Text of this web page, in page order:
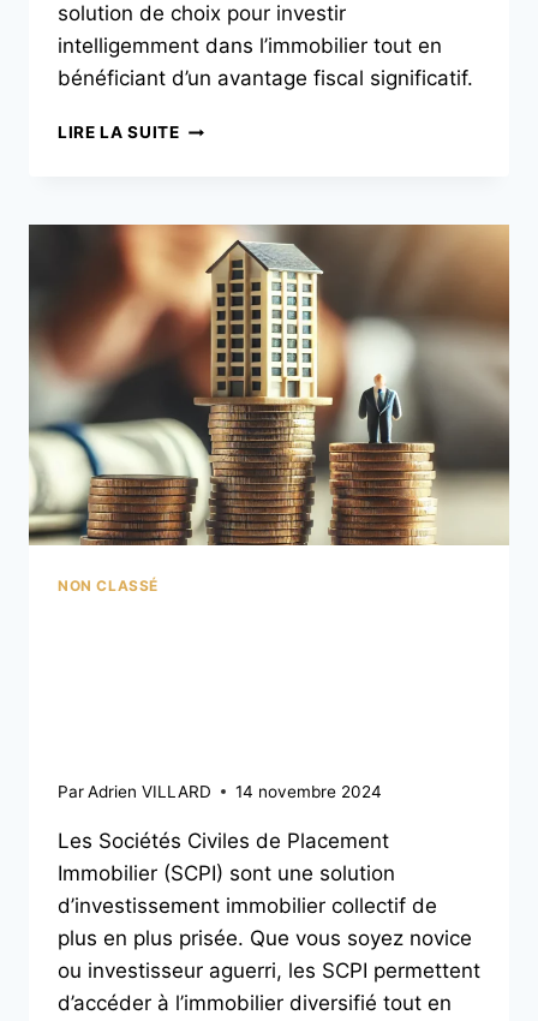
solution de choix pour investir
intelligemment dans l’immobilier tout en
bénéficiant d’un avantage fiscal significatif.
LIRE LA SUITE
NON CLASSÉ
ParAdrien VILLARD 14 novembre 2024
Les Sociétés Civiles de Placement
Immobilier (SCPI) sont une solution
d’investissement immobilier collectif de
plus en plus prisée. Que vous soyez novice
ou investisseur aguerri, les SCPI permettent
d’accéder à l’immobilier diversifié tout en